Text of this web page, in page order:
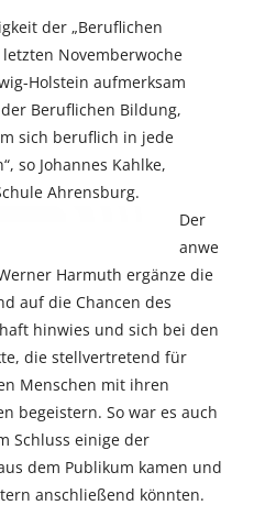
der „Beruflichen
Novemberwoche
Holstein aufmerksam
Beruflichen Bildung,
sich beruflich in jede
so Johannes Kahlke,
Ahrensburg.
Der
anwe
Harmuth ergänze die
auf die Chancen des
hinwies und sich bei den
die stellvertretend für
Menschen mit ihren
begeistern. So war es auch
Schluss einige der
dem Publikum kamen und
anschließend könnten.